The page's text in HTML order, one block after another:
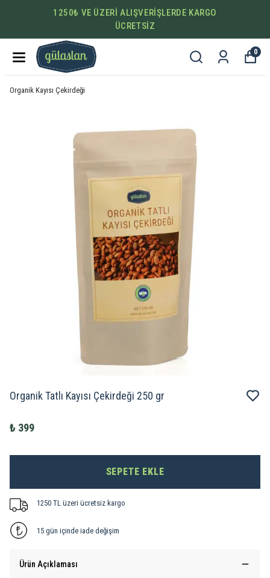
1250₺ VE ÜZERİ ALIŞVERİŞLERDE KARGO
ÜCRETSİZ
0
Organik Kayısı Çekirdeği
Organik Tatlı Kayısı Çekirdeği 250 gr
₺ 399
SEPETE EKLE
1250 TL üzeri ücretsiz kargo
15 gün içinde iade değişim
Ürün Açıklaması